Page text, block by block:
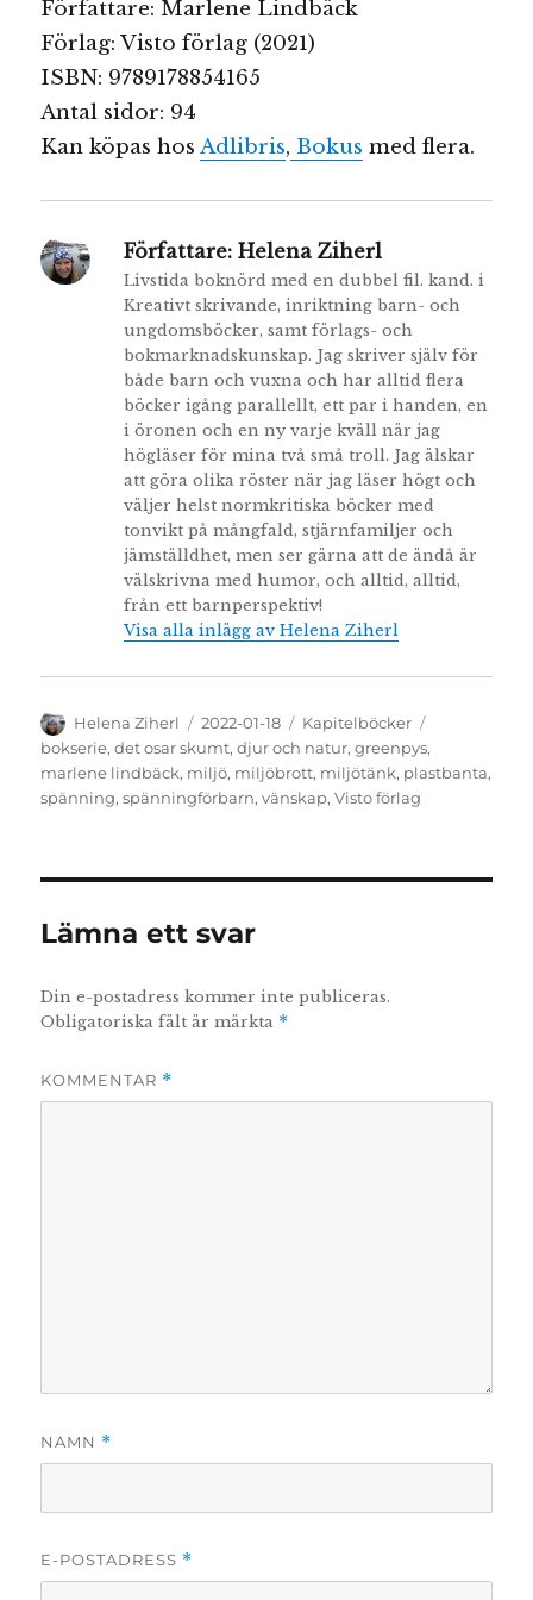
Författare: Marlene Lindbäck
Förlag: Visto förlag (2021)
ISBN: 9789178854165
Antal sidor: 94
Kan köpas hosAdlibris, Bokus med flera.
Författare: Helena Ziherl
Livstida boknörd med en dubbel fil. kand. i
Kreativt skrivande, inriktning barn- och
ungdomsböcker, samt förlags- och
bokmarknadskunskap. Jag skriver själv för
både barn och vuxna och har alltid flera
böcker igång parallellt, ett par i handen, en
i öronen och en ny varje kväll när jag
högläser för mina två små troll. Jag älskar
att göra olika röster när jag läser högt och
väljer helst normkritiska böcker med
tonvikt på mångfald, stjärnfamiljer och
jämställdhet, men ser gärna att de ändå är
välskrivna med humor, och alltid, alltid,
från ett barnperspektiv!
Visa alla inlägg av Helena Ziherl
Författare
Helena Ziherl
Publicerat
den
2022-01-18 Kategorier
Kapitelböcker
bokserie,det osar skumt,djur och natur,greenpys,
marlene lindbäck, miljö, miljöbrott, miljötänk, plastbanta,
spänning,spänningförbarn,vänskap,Visto förlag
Lämna ett svar
Din e-postadress kommer inte publiceras.
Obligatoriska fält är märkta *
KOMMENTAR *
NAMN *
E-POSTADRESS *